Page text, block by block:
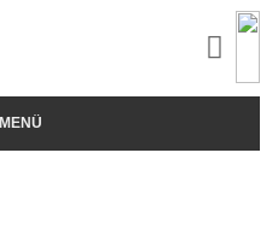
MENÜ